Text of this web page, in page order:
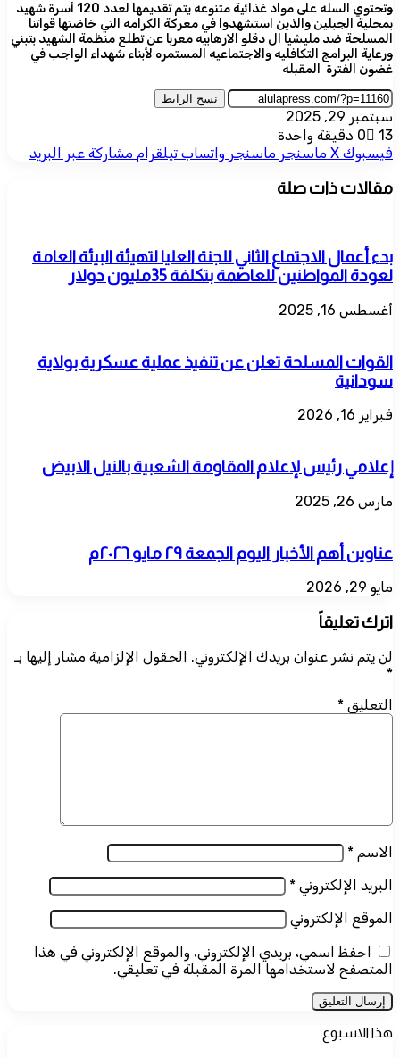
وتحتوي السله على مواد غذائية متنوعه يتم تقديمها لعدد 120 أسرة شهيد
بمحلية الجبلين والذين استشهدوا في معركة الكرامه التي خاضتها قواتنا
المسلحة ضد مليشيا ال دقلو الارهابيه معربا عن تطلع منظمة الشهيد بتبني
ورعاية البرامج التكافليه والاجتماعيه المستمره لأبناء شهداء الواجب في
غضون الفترة المقبله
نسخ الرابط
سبتمبر 29, 2025
0
13
دقيقة واحدة
فيسبوك ‫X ماسنجر ماسنجر واتساب تيلقرام مشاركة عبر البريد
مقالات ذات صلة
بدء أعمال الاجتماع الثاني للجنة العليا لتهيئة البيئة العامة
لعودة المواطنين للعاصمة بتكلفة 35مليون دولار
أغسطس 16, 2025
القوات المسلحة تعلن عن تنفيذ عملية عسكرية بولاية
سودانية
فبراير 16, 2026
إعلامي رئيس لإعلام المقاومة الشعبية بالنيل الابيض
مارس 26, 2025
عناوين أهم الأخبار اليوم الجمعة ٢٩ مايو ٢٠٢٦م​
مايو 29, 2026
اترك تعليقاً
لن يتم نشر عنوان بريدك الإلكتروني. الحقول الإلزامية مشار إليها بـ
*
التعليق *
الاسم *
البريد الإلكتروني *
الموقع الإلكتروني
احفظ اسمي، بريدي الإلكتروني، والموقع الإلكتروني في هذا
المتصفح لاستخدامها المرة المقبلة في تعليقي.
هذا الاسبوع